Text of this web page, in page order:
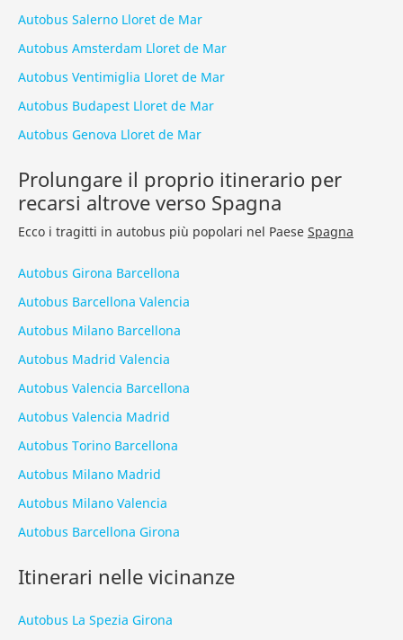
Autobus Salerno Lloret de Mar
Autobus Amsterdam Lloret de Mar
Autobus Ventimiglia Lloret de Mar
Autobus Budapest Lloret de Mar
Autobus Genova Lloret de Mar
Prolungare il proprio itinerario per
recarsi altrove verso Spagna
Ecco i tragitti in autobus più popolari nel Paese Spagna
Autobus Girona Barcellona
Autobus Barcellona Valencia
Autobus Milano Barcellona
Autobus Madrid Valencia
Autobus Valencia Barcellona
Autobus Valencia Madrid
Autobus Torino Barcellona
Autobus Milano Madrid
Autobus Milano Valencia
Autobus Barcellona Girona
Itinerari nelle vicinanze
Autobus La Spezia Girona